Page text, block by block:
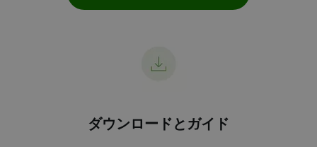
ダウンロードとガイド